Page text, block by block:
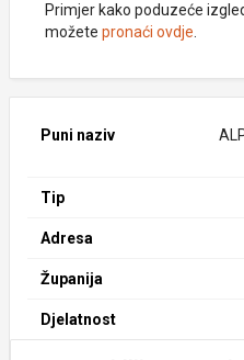
Primjer kako poduzeće
možete pronaći ovdje
Puni naziv
Tip
Adresa
Županija
Djelatnost